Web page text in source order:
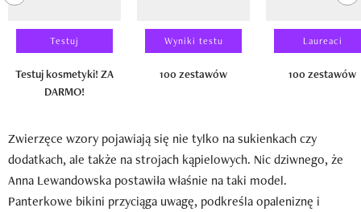
Testuj
Testuj kosmetyki! ZA
DARMO!
Wyniki testu
100 zestawów
Laureaci
100 zestawów
Zwierzęce wzory pojawiają się nie tylko na sukienkach czy
dodatkach, ale także na strojach kąpielowych. Nic dziwnego, że
Anna Lewandowska postawiła właśnie na taki model.
Panterkowe bikini przyciąga uwagę, podkreśla opaleniznę i